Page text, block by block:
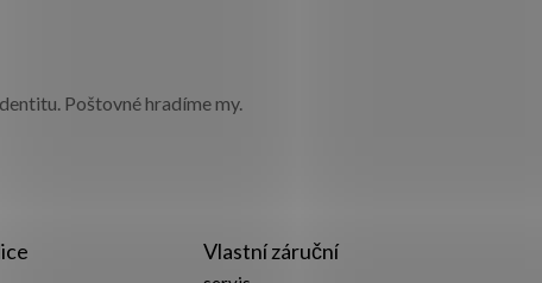
Poštovné hradíme my.
Vlastní záruční